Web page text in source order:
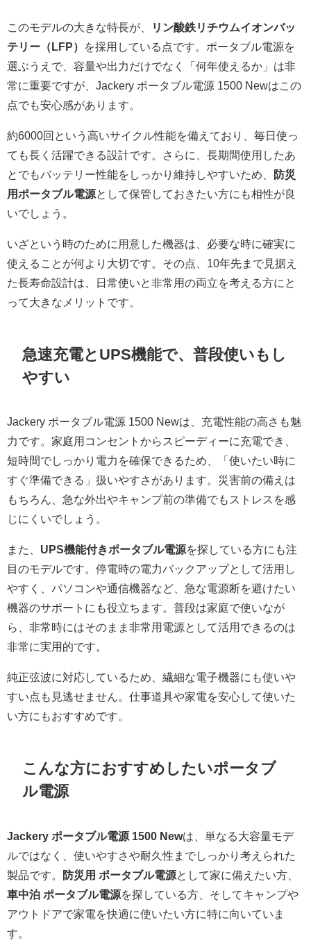
このモデルの大きな特長が、
リン酸鉄リチウムイオンバッ
テリー（LFP）
を採用している点です。ポータブル電源を
選ぶうえで、容量や出力だけでなく「何年使えるか」は非
常に重要ですが、Jackery ポータブル電源 1500 Newはこの
点でも安心感があります。
約6000回という高いサイクル性能を備えており、毎日使っ
ても長く活躍できる設計です。さらに、長期間使用したあ
とでもバッテリー性能をしっかり維持しやすいため、
防災
用ポータブル電源として保管しておきたい方にも相性が良
いでしょう。
いざという時のために用意した機器は、必要な時に確実に
使えることが何より大切です。その点、10年先まで見据え
た長寿命設計は、日常使いと非常用の両立を考える方にと
って大きなメリットです。
急速充電とUPS機能で、普段使いもし
やすい
Jackery ポータブル電源 1500 Newは、充電性能の高さも魅
力です。家庭用コンセントからスピーディーに充電でき、
短時間でしっかり電力を確保できるため、「使いたい時に
すぐ準備できる」扱いやすさがあります。災害前の備えは
もちろん、急な外出やキャンプ前の準備でもストレスを感
じにくいでしょう。
また、 UPS機能付きポータブル電源を探している方にも注
目のモデルです。停電時の電力バックアップとして活用し
やすく、パソコンや通信機器など、急な電源断を避けたい
機器のサポートにも役立ちます。普段は家庭で使いなが
ら、非常時にはそのまま非常用電源として活用できるのは
非常に実用的です。
純正弦波に対応しているため、繊細な電子機器にも使いや
すい点も見逃せません。仕事道具や家電を安心して使いた
い方にもおすすめです。
こんな方におすすめしたいポータブ
ル電源
Jackery ポータブル電源 1500 Newは、単なる大容量モデ
ルではなく、使いやすさや耐久性までしっかり考えられた
製品です。
防災用 ポータブル電源として家に備えたい方、
車中泊 ポータブル電源を探している方、そしてキャンプや
アウトドアで家電を快適に使いたい方に特に向いていま
す。